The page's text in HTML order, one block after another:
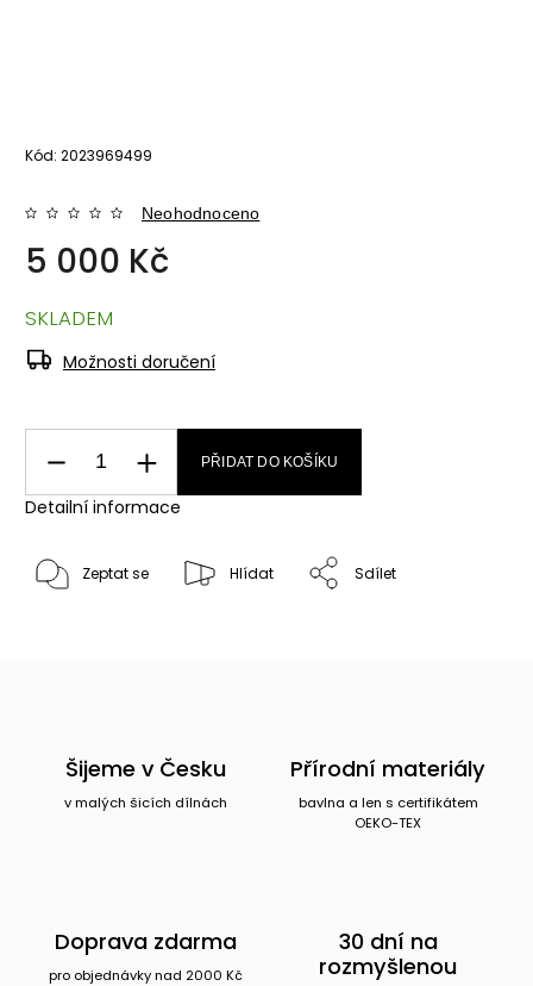
Kód: 2023969499
Neohodnoceno
5 000 Kč
SKLADEM
Možnosti doručení
PŘIDAT DO KOŠÍKU
Detailní informace
Zeptat se Hlídat Sdílet
Šijeme v Česku
v malých šicích dílnách
Přírodní materiály
bavlna a len s certifikátem
OEKO-TEX
Doprava zdarma
pro objednávky nad 2000 Kč
30 dní na
rozmyšlenou